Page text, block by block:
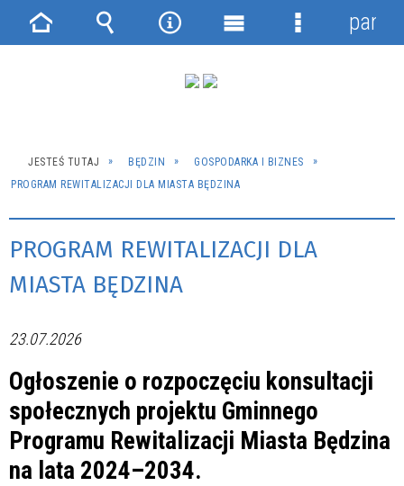
JESTEŚ TUTAJ BĘDZIN
GOSPODARKA I BIZNES
PROGRAM REWITALIZACJI DLA MIASTA BĘDZINA
PROGRAM REWITALIZACJI DLA
MIASTA BĘDZINA
23.07.2026
Ogłoszenie o rozpoczęciu konsultacji
społecznych projektu Gminnego
Programu Rewitalizacji Miasta Będzina
na lata 2024–2034.
Strona Wyszukiwarka
NarzędziaMenu
Menu
panel